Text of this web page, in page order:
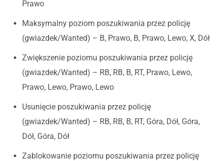
Prawo
Maksymalny poziom poszukiwania przez policję
(gwiazdek/Wanted) – B, Prawo, B, Prawo, Lewo, X, Dół
Zwiększenie poziomu poszukiwania przez policję
(gwiazdek/Wanted) – RB, RB, B, RT, Prawo, Lewo,
Prawo, Lewo, Prawo, Lewo
Usunięcie poszukiwania przez policję
(gwiazdek/Wanted) – RB, RB, B, RT, Góra, Dół, Góra,
Dół, Góra, Dół
Zablokowanie poziomu poszukiwania przez policję